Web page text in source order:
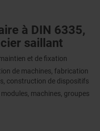
à DIN 6335,
saillant
et de fixation
de machines, fabrication
construction de dispositifs
machines, groupes